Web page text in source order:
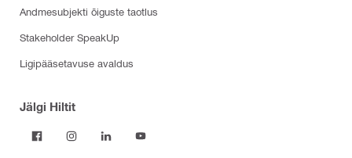
Andmesubjekti õiguste taotlus
Stakeholder SpeakUp
Ligipääsetavuse avaldus
Jälgi Hiltit